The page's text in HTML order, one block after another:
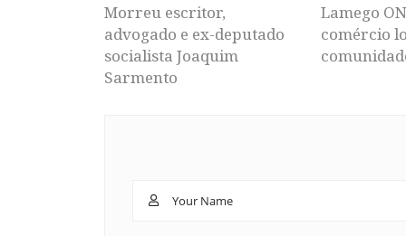
Morreu escritor,
advogado e ex-deputado
socialista Joaquim
Sarmento
Lamego
comércio